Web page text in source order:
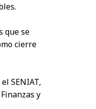
que se
cierre
SENIAT,
y